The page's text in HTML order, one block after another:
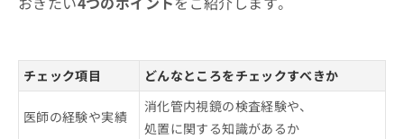
チェック項目 どんなところをチェックすべきか
医師の経験や実績
消化管内視鏡の検査経験や、
処置に関する知識があるか